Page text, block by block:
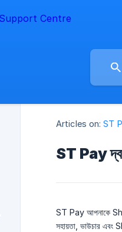
Articles on: ST
ST Pay
ST Pay আপনাকে
সহায়তা, ভাউচার এবং